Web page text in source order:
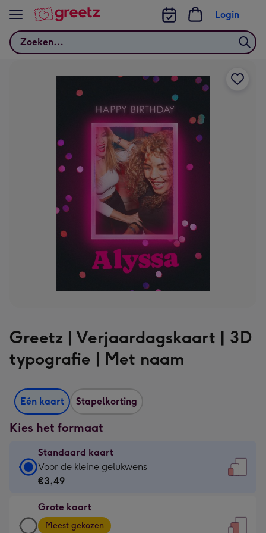
Bekijk meer
Zoeken
Login
Greetz | Verjaardagskaart | 3D
typografie | Met naam
Eén kaart Stapelkorting
Kies het formaat
Standaard kaart
Standaard
kaart
€3,49
-
Voor de kleine gelukwens
€3,49
Grote kaart
Grote
Meest gekozen